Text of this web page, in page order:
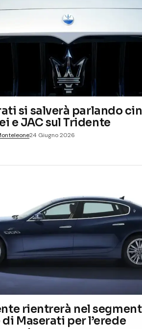
si salverà parlando
e JAC sul Tridente
24 Giugno 2026
rientrerà nel
Maserati per l’erede